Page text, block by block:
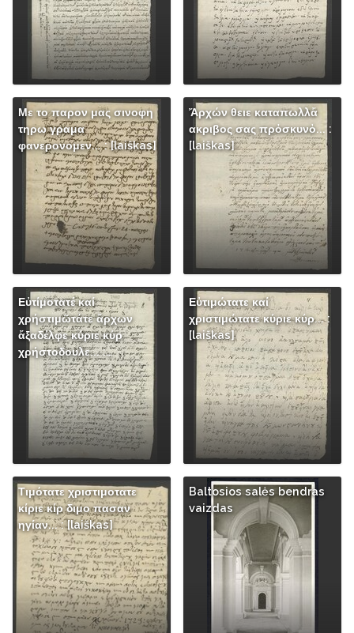
Με το παρον μας σινοφη
τηρω γραμα
φανερονομεν... : [laiškas]
Ἄρχών θειε καταπωλλἄ
ακριβος σας πρὀσκυνὀ... :
[laiškas]
Εὐτίμοτατέ καί
χρήστιμῶτάτε ἄρχων
ἄξαδέλφε κύριε κύρ
χρήστοδουλε... :…
Εὐτιμώτατε καί
χριστιμώτατε κύριε κύρ... :
[laiškas]
Τιμότατε χριστιμοτατε
κίριε κίρ διμο πασαν
ηγίαν... : [laiškas]
Baltosios salės bendras
vaizdas